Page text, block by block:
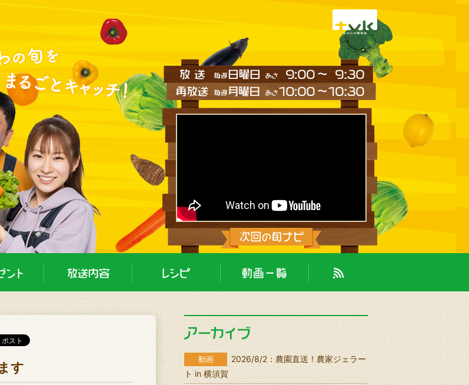
す 動画
2026/8/2：農園直送！農家ジェラー
ト in 横須賀